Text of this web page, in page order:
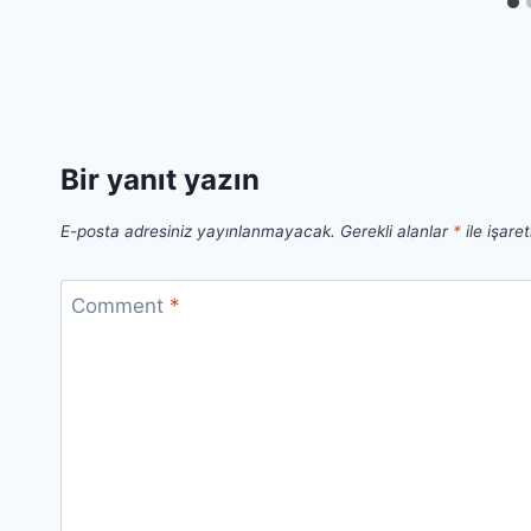
Bir yanıt yazın
E-posta adresiniz yayınlanmayacak. Gerekli alanlar * ile
Comment *